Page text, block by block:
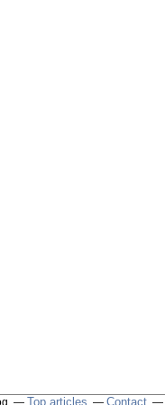
Top articles Contact